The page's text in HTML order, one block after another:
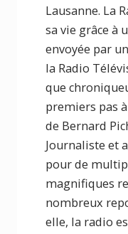
Lausanne. La
sa vie grâce à
envoyée par
la Radio
que
premiers pas
de Bernard
Journaliste et
pour de
magnifiques
nombreux
elle, la radio